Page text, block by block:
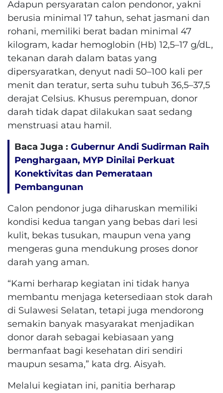
Adapun persyaratan calon pendonor, yakni
berusia minimal 17 tahun, sehat jasmani dan
rohani, memiliki berat badan minimal 47
kilogram, kadar hemoglobin (Hb) 12,5–17 g/dL,
tekanan darah dalam batas yang
dipersyaratkan, denyut nadi 50–100 kali per
menit dan teratur, serta suhu tubuh 36,5–37,5
derajat Celsius. Khusus perempuan, donor
darah tidak dapat dilakukan saat sedang
menstruasi atau hamil.
Baca Juga : Gubernur Andi Sudirman Raih
Penghargaan, MYP Dinilai Perkuat
Konektivitas dan Pemerataan
Pembangunan
Calon pendonor juga diharuskan memiliki
kondisi kedua tangan yang bebas dari lesi
kulit, bekas tusukan, maupun vena yang
mengeras guna mendukung proses donor
darah yang aman.
“Kami berharap kegiatan ini tidak hanya
membantu menjaga ketersediaan stok darah
di Sulawesi Selatan, tetapi juga mendorong
semakin banyak masyarakat menjadikan
donor darah sebagai kebiasaan yang
bermanfaat bagi kesehatan diri sendiri
maupun sesama,” kata drg. Aisyah.
Melalui kegiatan ini, panitia berharap